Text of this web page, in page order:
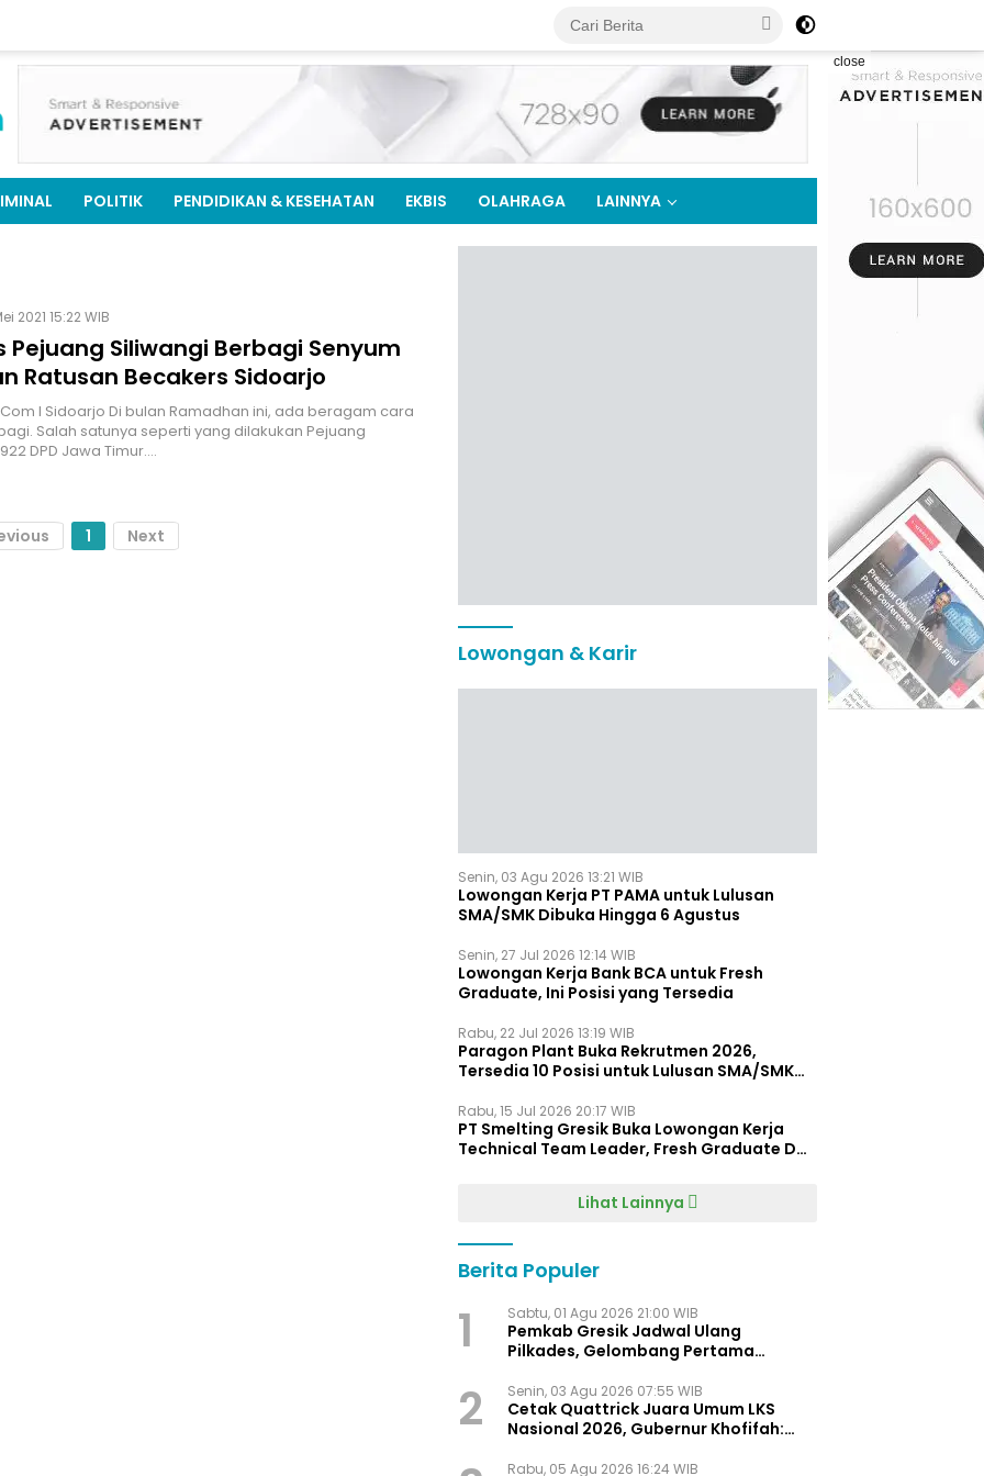
close
POLITIK PENDIDIKAN & KESEHATAN EKBIS OLAHRAGA LAINNYA
2021 15:22 WIB
Pejuang Siliwangi Berbagi Senyum
Ratusan Becakers Sidoarjo
I Sidoarjo Di bulan Ramadhan ini, ada beragam cara
Salah satunya seperti yang dilakukan Pejuang
DPD Jawa Timur.…
1 Next
Lowongan & Karir
Senin, 03 Agu 2026 13:21 WIB
Lowongan Kerja PT PAMA untuk Lulusan
SMA/SMK Dibuka Hingga 6 Agustus
Senin, 27 Jul 2026 12:14 WIB
Lowongan Kerja Bank BCA untuk Fresh
Graduate, Ini Posisi yang Tersedia
Rabu, 22 Jul 2026 13:19 WIB
Paragon Plant Buka Rekrutmen 2026,
Tersedia 10 Posisi untuk Lulusan SMA/SMK
Rabu, 15 Jul 2026 20:17 WIB
PT Smelting Gresik Buka Lowongan Kerja
Technical Team Leader, Fresh Graduate D3
Lihat Lainnya
Berita Populer
1 Sabtu, 01 Agu 2026 21:00 WIB
Pemkab Gresik Jadwal Ulang
Pilkades, Gelombang Pertama
2 Senin, 03 Agu 2026 07:55 WIB
Cetak Quattrick Juara Umum LKS
Nasional 2026, Gubernur Khofifah:
Indonesia
Rabu, 05 Agu 2026 16:24 WIB